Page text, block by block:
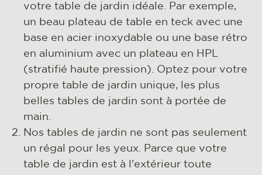
votre table de jardin idéale. Par exemple,
un beau plateau de table en teck avec une
base en acier inoxydable ou une base rétro
en aluminium avec un plateau en HPL
(stratifié haute pression). Optez pour votre
propre table de jardin unique, les plus
belles tables de jardin sont à portée de
main.
Nos tables de jardin ne sont pas seulement
un régal pour les yeux. Parce que votre
table de jardin est à l'extérieur toute